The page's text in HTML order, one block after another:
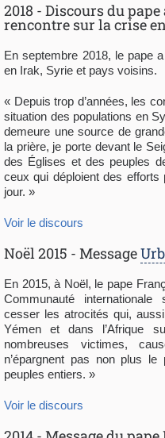
2018 - Discours du
rencontre sur la crise
En septembre 2018, le pape
en Irak, Syrie et pays voisins.
« Depuis trop d’années, les
situation des populations en
demeure une source de
la prière, je porte devant le
des Églises et des peuples
ceux qui déploient des efforts
jour. »
Voir le discours
Noël 2015 - Message
En 2015, à Noël, le pape
Communauté
cesser les atrocités qui,
Yémen et dans l’Afrique
nombreuses victimes,
n’épargnent pas non plus
peuples entiers. »
Voir le discours